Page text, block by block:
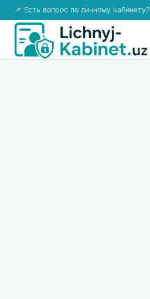
📌 Есть вопрос по личному кабинету?